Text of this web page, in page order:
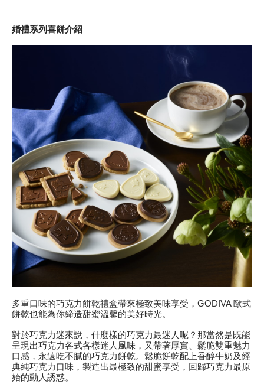
婚禮系列喜餅介紹
多重口味的巧克力餅乾禮盒帶來極致美味享受，GODIVA 歐式
餅乾也能為你締造甜蜜溫馨的美好時光。
對於巧克力迷來說，什麼樣的巧克力最迷人呢？那當然是既能
呈現出巧克力各式各樣迷人風味，又帶著厚實、鬆脆雙重魅力
口感，永遠吃不膩的巧克力餅乾。鬆脆餅乾配上香醇牛奶及經
典純巧克力口味，製造出最極致的甜蜜享受，回歸巧克力最原
始的動人誘惑。